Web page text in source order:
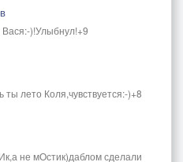
)!Улыбнул!+9
лето Коля,чувствуется:-)+8
не мОстик)даблом сделали